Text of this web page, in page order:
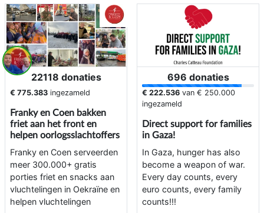
22118 donaties
€ 775.383 ingezameld
Franky en Coen bakken
friet aan het front en
helpen oorlogsslachtoffers
Franky en Coen serveerden
meer 300.000+ gratis
porties friet en snacks aan
vluchtelingen in Oekraïne en
helpen vluchtelingen
696 donaties
€ 222.536 van € 250.000
ingezameld
Direct support for families
in Gaza!
In Gaza, hunger has also
become a weapon of war.
Every day counts, every
euro counts, every family
counts!!!